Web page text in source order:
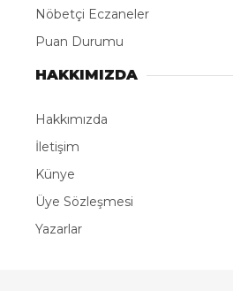
Nöbetçi Eczaneler
Puan Durumu
HAKKIMIZDA
Hakkımızda
İletişim
Künye
Üye Sözleşmesi
Yazarlar